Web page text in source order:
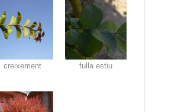
creixement fulla estiu